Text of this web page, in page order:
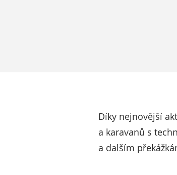
Díky nejnovější
a karavanů s
a dalším